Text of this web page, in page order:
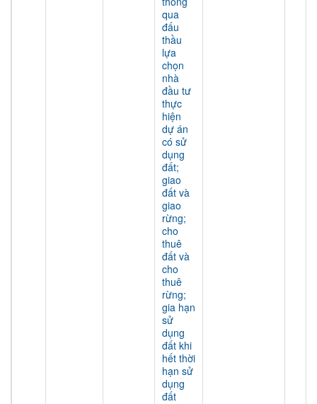
qua
đấu
thầu
lựa
chọn
nhà
đầu tư
thực
hiện
dự án
có sử
dụng
đất;
giao
đất và
giao
rừng;
cho
thuê
đất và
cho
thuê
rừng;
gia hạn
sử
dụng
đất khi
hết thời
hạn sử
dụng
đất